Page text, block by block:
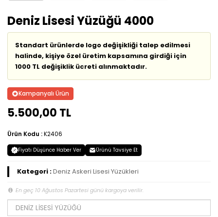
Deniz Lisesi Yüzüğü 4000
Standart ürünlerde logo değişikliği talep edilmesi
halinde, kişiye özel üretim kapsamına girdiği için
1000 TL değişiklik ücreti alınmaktadır.
Kampanyalı Ürün
5.500,00 TL
Ürün Kodu :K2406
Fiyatı Düşünce Haber Ver Ürünü Tavsiye Et
Kategori :Deniz Askeri Lisesi Yüzükleri
En geç 10 Ağustos Pazartesi günü kargoya verilir.